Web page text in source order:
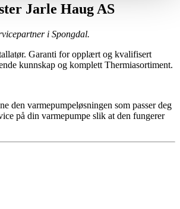
Jarle Haug AS
i Spongdal.
Garanti for opplært og kvalifisert
kunnskap og komplett Thermiasortiment.
den varmepumpeløsningen som passer deg
på din varmepumpe slik at den fungerer